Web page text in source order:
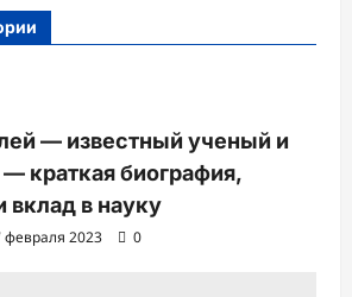
— известный ученый и
краткая биография,
вклад в науку
февраля 2023 0